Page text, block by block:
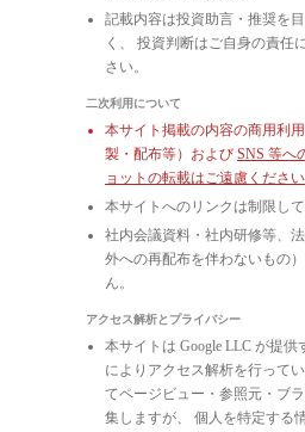
記載内容は投資助言・推奨を
く、 投資判断はご自身の責任
さい。
二次利用について
本サイト掲載の内容の商用利
製・配布等）および SNS 等へ
ョットの転載はご遠慮ください
本サイトへのリンクは制限して
社内会議資料・社内研修等、
外への再配布を伴わないもの
ん。
アクセス解析とプライバシー
本サイトは Google LLC が提供
によりアクセス解析を行って
てページビュー・参照元・ブ
集しますが、 個人を特定する